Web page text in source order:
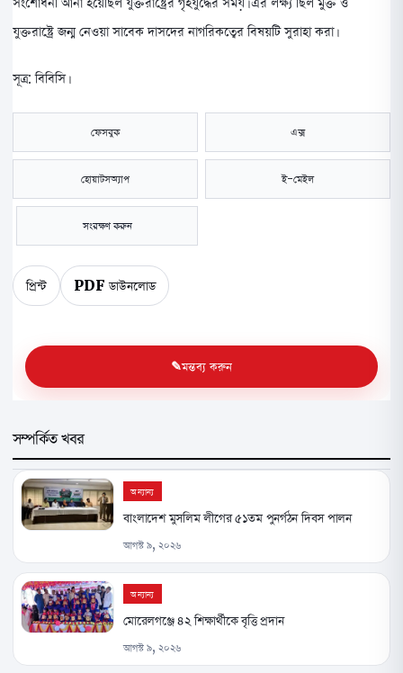
যুক্তরাষ্ট্রে জন্ম নেওয়া সাবেক দাসদের নাগরিকত্বের বিষয়টি সুরাহা করা।
সূত্র: বিবিসি।
ফেসবুক এক্স
হোয়াটসঅ্যাপ ই-মেইল
সংরক্ষণ করুন
প্রিন্ট PDF ডাউনলোড
মন্তব্য করুন
সম্পর্কিত খবর
অন্যান্য
বাংলাদেশ মুসলিম লীগের ৫১তম পুনর্গঠন দিবস পালন
আগস্ট ৯, ২০২৬
অন্যান্য
মোরেলগঞ্জে ৪২ শিক্ষার্থীকে বৃত্তি প্রদান
আগস্ট ৯, ২০২৬